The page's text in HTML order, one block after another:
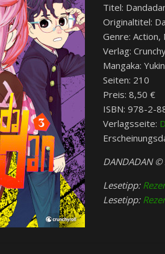
Titel:
Originaltitel:
Genre: Action,
Verlag:
Mangaka:
Seiten: 210
Preis: 8,50 €
ISBN: 978-2-
Verlagsseite:
DANDADAN ©
Lesetipp:
Lesetipp: